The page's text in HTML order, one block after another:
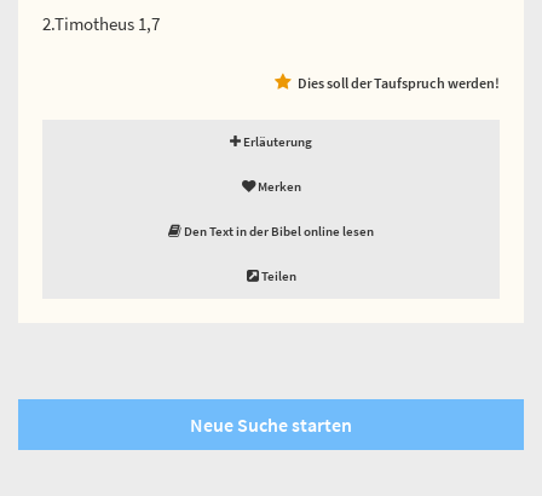
2.Timotheus 1,7
Dies soll der Taufspruch werden!
Erläuterung
Merken
Den Text in der Bibel online lesen
Teilen
Neue Suche starten